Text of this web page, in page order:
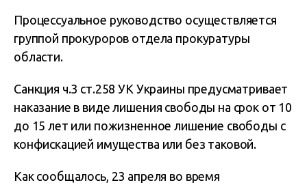
Процессуальное руководство осуществляется
группой прокуроров отдела прокуратуры
области.
Санкция ч.3 ст.258 УК Украины предусматривает
наказание в виде лишения свободы на срок от 10
до 15 лет или пожизненное лишение свободы с
конфискацией имущества или без таковой.
Как сообщалось, 23 апреля во время